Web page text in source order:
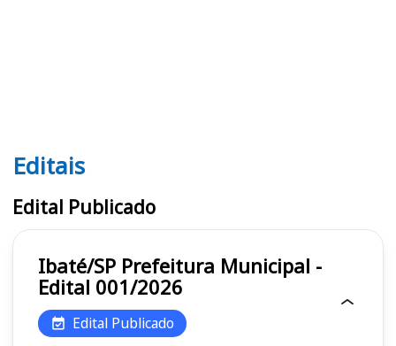
Editais
Editais
Edital Publicado
Ibaté/SP Prefeitura Municipal -
Edital 001/2026
Edital Publicado